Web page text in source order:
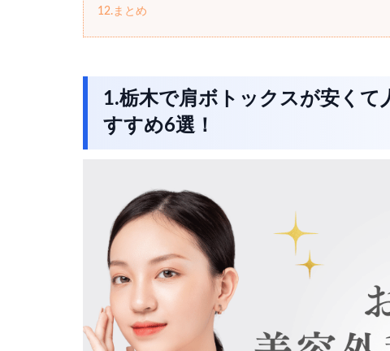
12.まとめ
1.栃木で肩ボトックスが安くて
すすめ6選！